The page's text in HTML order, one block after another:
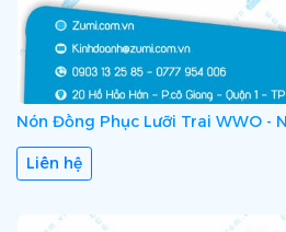
Nón Đồng Phục Lưỡi Trai WWO -
Liên hệ